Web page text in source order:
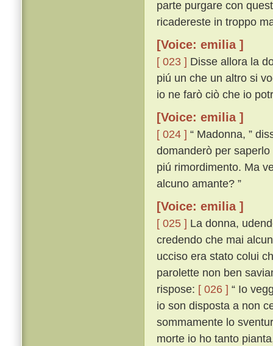
parte purgare con
ricadereste in troppo
[Voice: emilia ]
[ 023 ] Disse allora la
piú un che un altro si
io ne farò ciò che io
[Voice: emilia ]
[ 024 ] “ Madonna, ”
domanderò per
piú rimordimento. Ma
alcuno amante? ”
[Voice: emilia ]
[ 025 ] La donna,
credendo che mai
ucciso era stato colui
parolette non ben
rispose: [ 026 ] “ Io
io son disposta a non
sommamente lo
morte io ho tanto